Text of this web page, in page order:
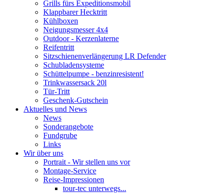
Grills fürs Expeditionsmobil
Klappbarer Hecktritt
Kühlboxen
Neigungsmesser 4x4
Outdoor - Kerzenlaterne
Reifentritt
Sitzschienenverlängerung LR Defender
Schubladensysteme
Schüttelpumpe - benzinresistent!
Trinkwassersack 20l
Tür-Tritt
Geschenk-Gutschein
Aktuelles und News
News
Sonderangebote
Fundgrube
Links
Wir über uns
Portrait - Wir stellen uns vor
Montage-Service
Reise-Impressionen
tour-tec unterwegs...